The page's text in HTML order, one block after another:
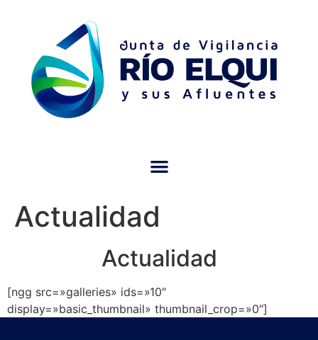
Actualidad
Actualidad
[ngg src=»galleries» ids=»10″
display=»basic_thumbnail» thumbnail_crop=»0″]